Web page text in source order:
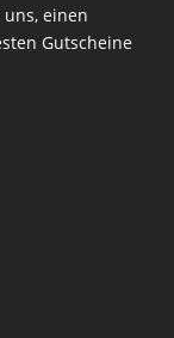
einen
Gutscheine